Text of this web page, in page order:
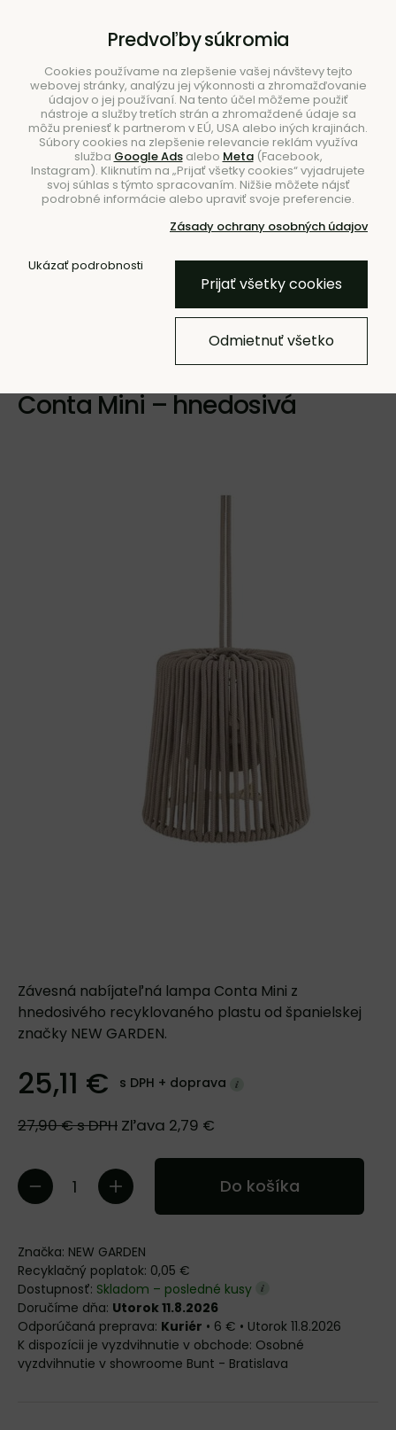
Hľadať
Úvod Svietidlá Závesné
Bezdrôtová závesná lampa
Conta Mini – hnedosivá
Závesná nabíjateľná lampa Conta Mini z
hnedosivého recyklovaného plastu od španielskej
značky NEW GARDEN.
25,11 € s DPH + doprava
27,90 €s DPH Zľava 2,79 €
Do košíka
Značka: NEW GARDEN
Recyklačný poplatok: 0,05 €
Dostupnosť: Skladom – posledné kusy
Doručíme dňa: Utorok 11.8.2026
Kuriér • 6 € • Utorok 11.8.2026
Osobné
vyzdvihnutie v showroome Bunt - Bratislava
Predvoľby súkromia
Cookies používame na zlepšenie vašej návštevy tejto
webovej stránky, analýzu jej výkonnosti a zhromažďovanie
údajov o jej používaní. Na tento účel môžeme použiť
nástroje a služby tretích strán a zhromaždené údaje sa
môžu preniesť k partnerom v EÚ, USA alebo iných krajinách.
Súbory cookies na zlepšenie relevancie reklám využíva
služba Google Adsalebo Meta(Facebook,
Instagram). Kliknutím na „Prijať všetky cookies“ vyjadrujete
svoj súhlas s týmto spracovaním. Nižšie môžete nájsť
podrobné informácie alebo upraviť svoje preferencie.
Zásady ochrany osobných údajov
Ukázať podrobnosti
Prijať všetky cookies
Odmietnuť všetko